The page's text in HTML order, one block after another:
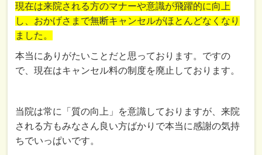
現在は来院される方のマナーや意識が飛躍的に向上
し、おかげさまで無断キャンセルがほとんどなくなり
ました。
本当にありがたいことだと思っております。ですの
で、現在はキャンセル料の制度を廃止しております。
当院は常に「質の向上」を意識しておりますが、来院
される方もみなさん良い方ばかりで本当に感謝の気持
ちでいっぱいです。